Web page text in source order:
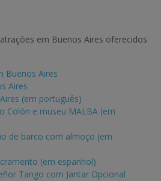
em Buenos Aires oferecidos
Buenos Aires
Aires
(em português)
Colón e museu MALBA (em
de barco com almoço (em
(em espanhol)
Tango com Jantar Opcional